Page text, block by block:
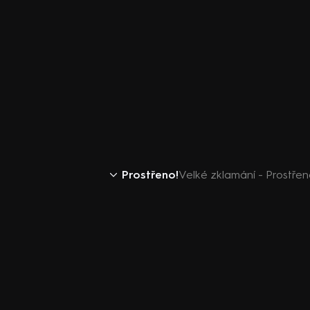
Prostřeno!Velké zklamání -